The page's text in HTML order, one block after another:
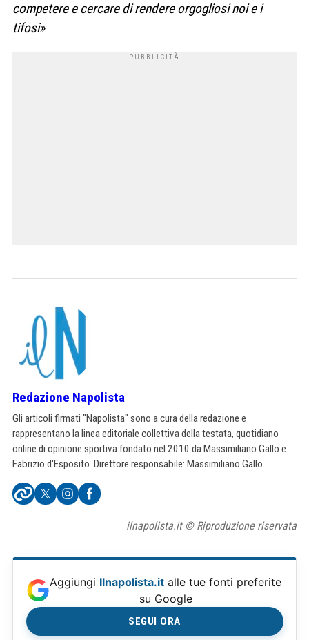
competere e cercare di rendere orgogliosi noi e i
tifosi»
Redazione Napolista
Gli articoli firmati "Napolista" sono a cura della redazione e
rappresentano la linea editoriale collettiva della testata, quotidiano
online di opinione sportiva fondato nel 2010 da Massimiliano Gallo e
Fabrizio d'Esposito. Direttore responsabile: Massimiliano Gallo.
ilnapolista.it © Riproduzione riservata
Aggiungi Ilnapolista.it alle tue fonti preferite
su Google
SEGUI ORA